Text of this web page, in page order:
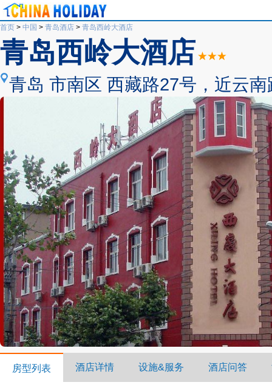
首页 > 中国 > 青岛酒店 > 青岛西岭大酒店
青岛西岭大酒店
青岛 市南区 西藏路27号，近云南
房型列表 酒店详情 设施&服务 酒店问答